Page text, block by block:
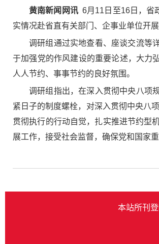
黄南新闻网讯6月11日至16日，省
实情况赴省直有关部门、企事业单位开展
调研组通过实地查看、座谈交流等
于加强党的作风建设的重要论述，大力
人人节约、事事节约的良好氛围。
调研组指出，在深入贯彻中央八项
紧日子的制度螺栓，对深入贯彻中央八
贯彻执行的行动自觉，扎实推进节约型
展工作，接受社会监督，确保党和国家重
本站所刊